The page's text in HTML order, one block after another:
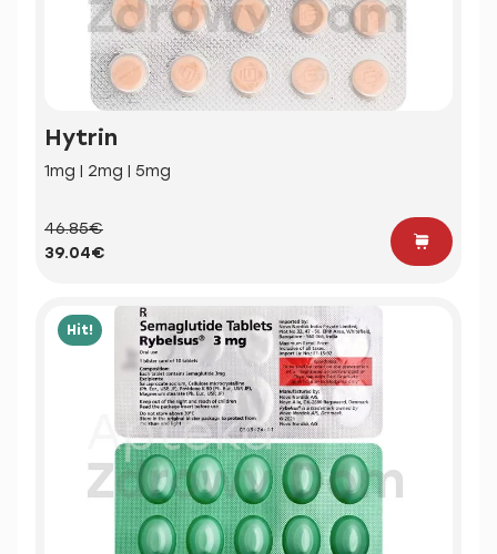
Hytrin
1mg | 2mg | 5mg
46.85€
39.04€
Hit!